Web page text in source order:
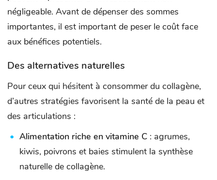
négligeable. Avant de dépenser des sommes
importantes, il est important de peser le coût face
aux bénéfices potentiels.
Des alternatives naturelles
Pour ceux qui hésitent à consommer du collagène,
d’autres stratégies favorisent la santé de la peau et
des articulations :
Alimentation riche en vitamine C : agrumes,
kiwis, poivrons et baies stimulent la synthèse
naturelle de collagène.